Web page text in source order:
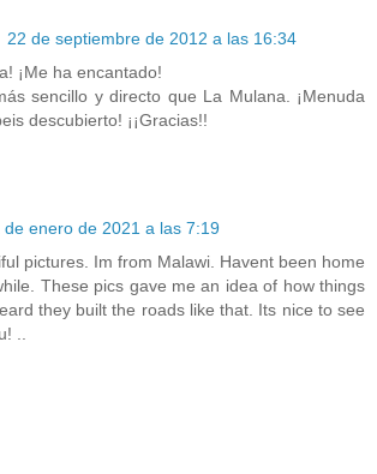
22 de septiembre de 2012 a las 16:34
¡Me ha encantado!
sencillo y directo que La Mulana. ¡Menuda
descubierto! ¡¡Gracias!!
de enero de 2021 a las 7:19
pictures. Im from Malawi. Havent been home
These pics gave me an idea of how things
they built the roads like that. Its nice to see
..